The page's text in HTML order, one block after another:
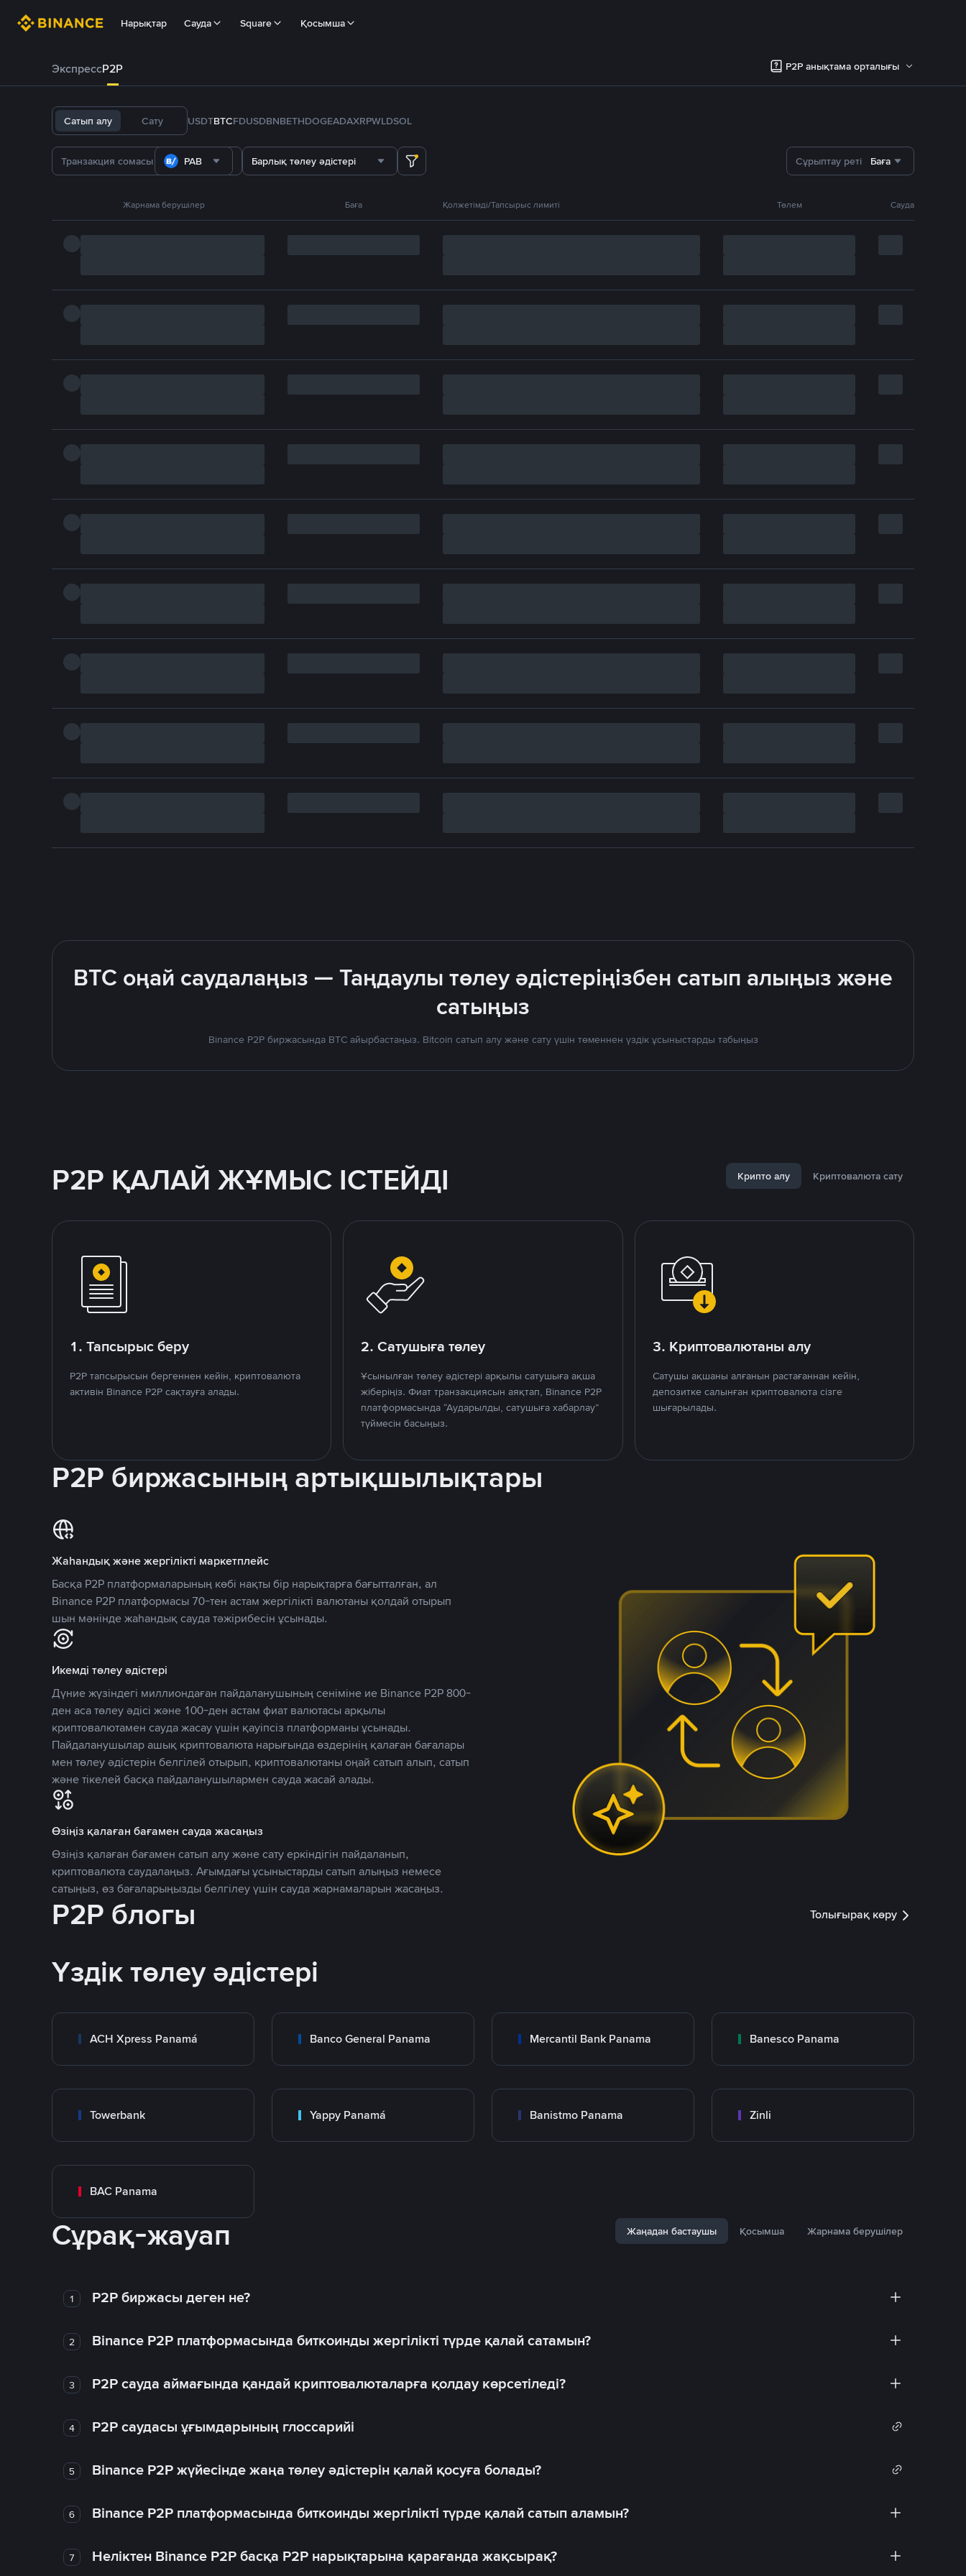
Нарықтар Сауда Square Қосымша
ЭкспрессP2P P2P анықтама орталығы
Сатып алу Сату USDTBTCFDUSDBNBETHDOGEADAXRPWLDSOL
PAB Барлық төлеу әдістері Сұрыптау реті Баға
Жарнама берушілер Баға Қолжетімді/Тапсырыс лимиті Төлем Сауда
BTC оңай саудалаңыз — Таңдаулы төлеу әдістеріңізбен сатып алыңыз және
сатыңыз
Binance P2P биржасында BTC айырбастаңыз. Bitcoin сатып алу және сату үшін төменнен үздік ұсыныстарды табыңыз
P2P ҚАЛАЙ ЖҰМЫС ІСТЕЙДІ Крипто алу Криптовалюта сату
1. Тапсырыс беру
P2P тапсырысын бергеннен кейін, криптовалюта
активін Binance P2P сақтауға алады.
2. Сатушыға төлеу
Ұсынылған төлеу әдістері арқылы сатушыға ақша
жіберіңіз. Фиат транзакциясын аяқтап, Binance P2P
платформасында “Аударылды, сатушыға хабарлау”
түймесін басыңыз.
3. Криптовалютаны алу
Сатушы ақшаны алғанын растағаннан кейін,
депозитке салынған криптовалюта сізге
шығарылады.
P2P биржасының артықшылықтары
Жаһандық және жергілікті маркетплейс
Басқа P2P платформаларының көбі нақты бір нарықтарға бағытталған, ал
Binance P2P платформасы 70-тен астам жергілікті валютаны қолдай отырып
шын мәнінде жаһандық сауда тәжірибесін ұсынады.
Икемді төлеу әдістері
Дүние жүзіндегі миллиондаған пайдаланушының сеніміне ие Binance P2P 800-
ден аса төлеу әдісі және 100-ден астам фиат валютасы арқылы
криптовалютамен сауда жасау үшін қауіпсіз платформаны ұсынады.
Пайдаланушылар ашық криптовалюта нарығында өздерінің қалаған бағалары
мен төлеу әдістерін белгілей отырып, криптовалютаны оңай сатып алып, сатып
және тікелей басқа пайдаланушылармен сауда жасай алады.
Өзіңіз қалаған бағамен сауда жасаңыз
Өзіңіз қалаған бағамен сатып алу және сату еркіндігін пайдаланып,
криптовалюта саудалаңыз. Ағымдағы ұсыныстарды сатып алыңыз немесе
сатыңыз, өз бағаларыңызды белгілеу үшін сауда жарнамаларын жасаңыз.
P2P блогы Толығырақ көру
Үздік төлеу әдістері
ACH Xpress Panamá Banco General Panama Mercantil Bank Panama Banesco Panama
Towerbank Yappy Panamá Banistmo Panama Zinli
BAC Panama
Сұрақ-жауап Жаңадан бастаушы Қосымша Жарнама берушілер
1 P2P биржасы деген не?
2 Binance P2P платформасында биткоинды жергілікті түрде қалай сатамын?
3 P2P сауда аймағында қандай криптовалюталарға қолдау көрсетіледі?
4 P2P саудасы ұғымдарының глоссарийі
5 Binance P2P жүйесінде жаңа төлеу әдістерін қалай қосуға болады?
6 Binance P2P платформасында биткоинды жергілікті түрде қалай сатып аламын?
7 Неліктен Binance P2P басқа P2P нарықтарына қарағанда жақсырақ?